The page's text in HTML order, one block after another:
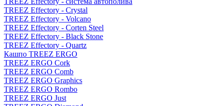
TREEZ Effectory - Crystal
TREEZ Effectory - Volcano
TREEZ Effectory - Corten Steel
TREEZ Effectory - Black Stone
TREEZ Effectory - Quartz
Кашпо TREEZ ERGO
TREEZ ERGO Cork
TREEZ ERGO Comb
TREEZ ERGO Graphics
TREEZ ERGO Rombo
TREEZ ERGO Just